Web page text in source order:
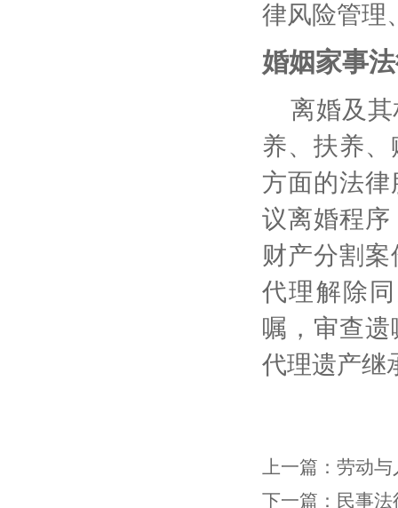
律风险管理
婚姻家事
离婚及
养、扶养
方面的法
议离婚程
财产分割
代理解除
嘱，审查
代理遗产继
上一篇： 劳动与
下一篇： 民事